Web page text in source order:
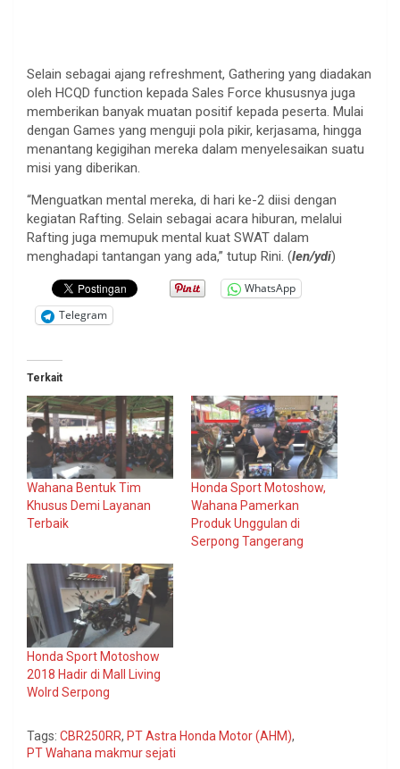
Selain sebagai ajang refreshment, Gathering yang diadakan
oleh HCQD function kepada Sales Force khususnya juga
memberikan banyak muatan positif kepada peserta. Mulai
dengan Games yang menguji pola pikir, kerjasama, hingga
menantang kegigihan mereka dalam menyelesaikan suatu
misi yang diberikan.
“Menguatkan mental mereka, di hari ke-2 diisi dengan
kegiatan Rafting. Selain sebagai acara hiburan, melalui
Rafting juga memupuk mental kuat SWAT dalam
menghadapi tantangan yang ada,” tutup Rini. (len/ydi)
WhatsApp
Telegram
Terkait
Wahana Bentuk Tim
Khusus Demi Layanan
Terbaik
Honda Sport Motoshow,
Wahana Pamerkan
Produk Unggulan di
Serpong Tangerang
Honda Sport Motoshow
2018 Hadir di Mall Living
Wolrd Serpong
Tags: CBR250RR, PT Astra Honda Motor (AHM),
PT Wahana makmur sejati